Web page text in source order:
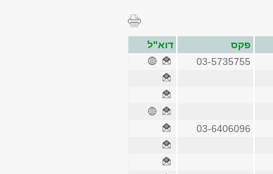
פקס
דוא"ל
03-5735755
03-6406096